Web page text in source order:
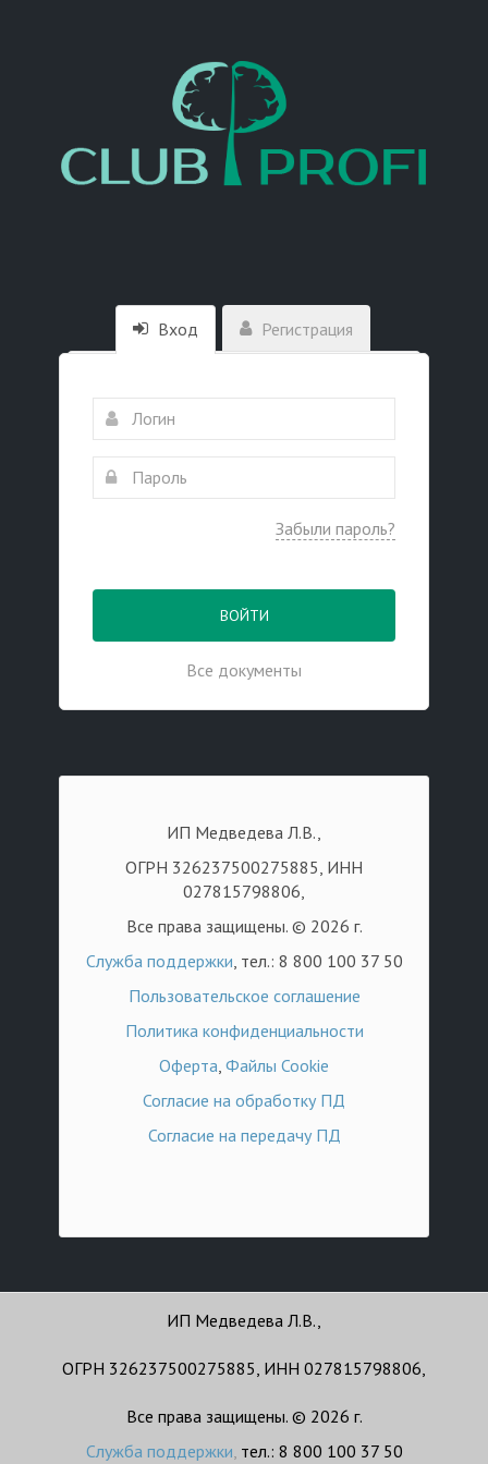
Вход Регистрация
Забыли пароль?
ВОЙТИ
Все документы
ИП Медведева Л.В.,
ОГРН 326237500275885, ИНН
027815798806,
Все права защищены. © 2026 г.
Служба поддержки, тел.: 8 800 100 37 50
Пользовательское соглашение
Политика конфиденциальности
Оферта, Файлы Cookie
Согласие на обработку ПД
Согласие на передачу ПД
ИП Медведева Л.В.,
ОГРН 326237500275885, ИНН 027815798806,
Все права защищены. © 2026 г.
Служба поддержки, тел.: 8 800 100 37 50